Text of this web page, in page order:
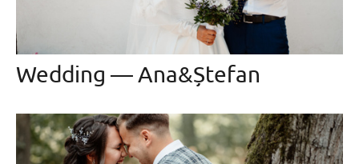
Wedding — Ana&Ștefan